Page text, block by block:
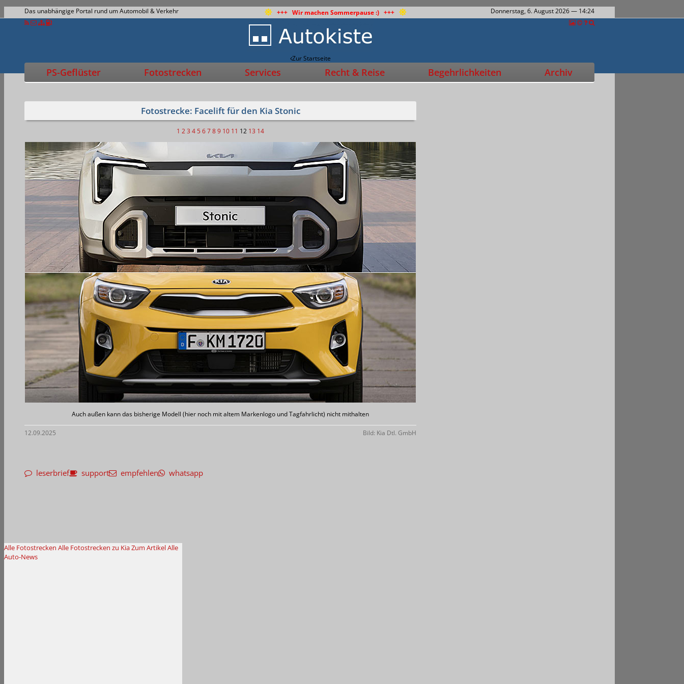
Das unabhängige Portal rund um Automobil & Verkehr +++ Wir machen Sommerpause :) +++ Donnerstag, 6. August 2026— 14:24
Zur Startseite
PS-Geflüster Fotostrecken Services Recht & Reise Begehrlichkeiten Archiv
Fotostrecke: Facelift für den Kia Stonic
1 23 4 56789 10 11 12 13 14
Auch außen kann das bisherige Modell (hier noch mit altem Markenlogo und Tagfahrlicht) nicht mithalten
12.09.2025 Bild: Kia Dtl. GmbH
leserbrief support empfehlen whatsapp
Alle Fotostrecken Alle Fotostrecken zu KiaZum ArtikelAlle
Auto-News